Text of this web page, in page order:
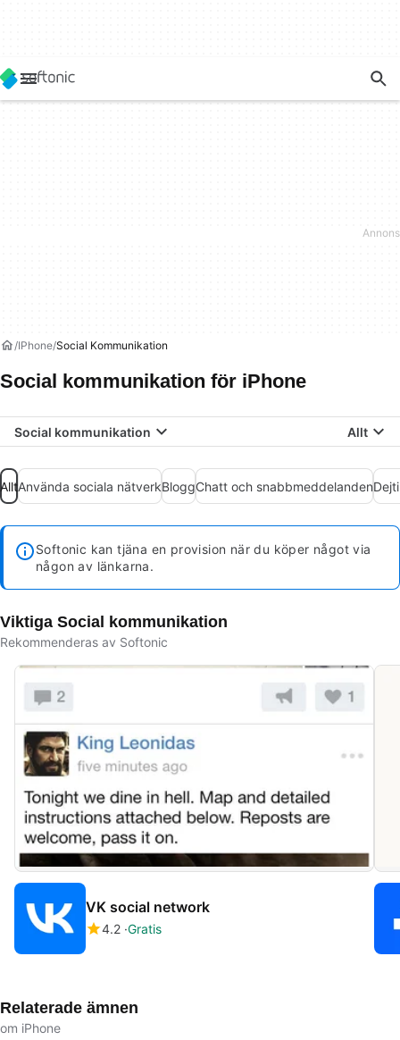
IPhone Social Kommunikation
Social kommunikation för iPhone
Social kommunikation Allt
AlltAnvända sociala nätverkBloggChatt och snabbmeddelanden
Softonic kan tjäna en provision när du köper något via
någon av länkarna.
Viktiga Social kommunikation
Rekommenderas av Softonic
VK social network
4.2 Gratis
Relaterade ämnen
om iPhone